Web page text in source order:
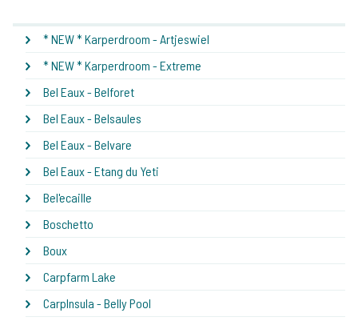
* NEW * Karperdroom - Artjeswiel
* NEW * Karperdroom - Extreme
Bel Eaux - Belforet
Bel Eaux - Belsaules
Bel Eaux - Belvare
Bel Eaux - Etang du Yeti
Bel'ecaille
Boschetto
Boux
Carpfarm Lake
CarpInsula - Belly Pool